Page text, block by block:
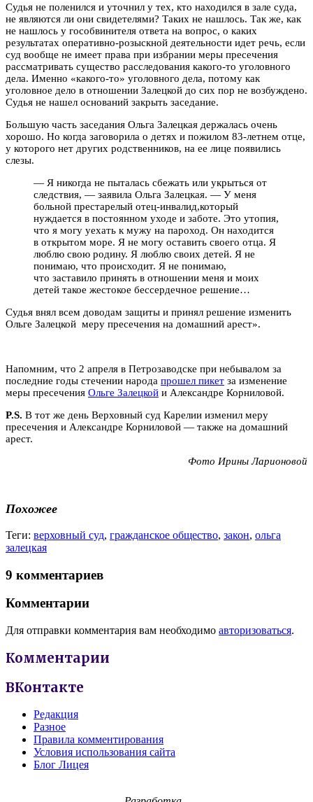
Судья не поленился и уточнил у тех, кто находился в зале суда,
не являются ли они свидетелями? Таких не нашлось. Так же, как
не нашлось у гособвинителя ответа на вопрос, о каких
результатах оперативно-розыскной деятельности идет речь, если
суд вообще не имеет права при избрании меры пресечения
рассматривать существо расследования какого-то уголовного
дела. Именно «какого-то» уголовного дела, потому как
уголовное дело в отношении Залецкой до сих пор не возбуждено.
Судья не нашел оснований закрыть заседание.
Большую часть заседания Ольга Залецкая держалась очень
хорошо. Но когда заговорила о детях и пожилом 83-летнем отце,
у которого нет других родственников, на ее лице появились
слезы.
— Я никогда не пыталась сбежать или укрыться от
следствия, — заявила Ольга Залецкая. — У меня
больной престарелый отец-инвалид,который
нуждается в постоянном уходе и заботе. Это утопия,
что я могу уехать к мужу на пароход. Он находится
в открытом море. Я не могу оставить своего отца. Я
люблю свою родину. Я люблю своих детей. Я не
понимаю, что происходит. Я не понимаю,
что заставило принять в отношении меня и моих
детей такое жестокое бессердечное решение…
Судья внял всем доводам защиты и принял решение изменить
Ольге Залецкой меру пресечения на домашний арест».
Напомним, что 2 апреля в Петрозаводске при небывалом за
последние годы стечении народа прошел пикет за изменение
меры пресечения Ольге Залецкой и Александре Корниловой.
P.S. В тот же день Верховный суд Карелии изменил меру
пресечения и Александре Корниловой — также на домашний
арест.
Фото Ирины Ларионовой
Похожее
Теги: верховный суд, гражданское общество, закон, ольга
залецкая
9 комментариев
Комментарии
Для отправки комментария вам необходимо авторизоваться.
Комментарии
ВКонтакте
Редакция
Разное
Правила комментирования
Условия использования сайта
Блог Лицея